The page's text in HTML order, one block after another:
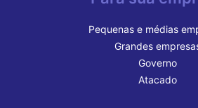
Pequenas e médias
Grandes
Governo
Atacado